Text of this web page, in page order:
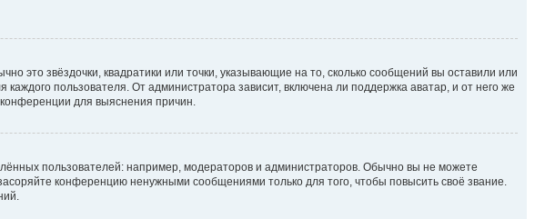
это звёздочки, квадратики или точки, указывающие на то, сколько сообщений вы оставили или
пользователя. От администратора зависит, включена ли поддержка аватар, и от него же
для выяснения причин.
пользователей: например, модераторов и администраторов. Обычно вы не можете
конференцию ненужными сообщениями только для того, чтобы повысить своё звание.